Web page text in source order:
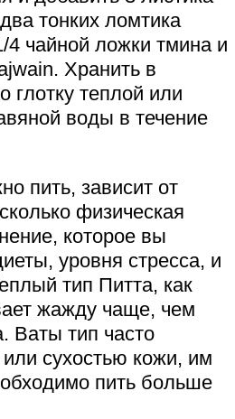
тонких ломтика
4 чайной ложки тмина и
Хранить в
глотку теплой или
воды в течение
пить, зависит от
физическая
которое вы
уровня стресса, и
тип Питта, как
жажду чаще, чем
Ваты тип часто
сухостью кожи, им
пить больше